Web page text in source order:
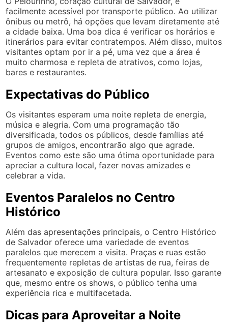
facilmente acessível por transporte público. Ao utilizar
ônibus ou metrô, há opções que levam diretamente até
a cidade baixa. Uma boa dica é verificar os horários e
itinerários para evitar contratempos. Além disso, muitos
visitantes optam por ir a pé, uma vez que a área é
muito charmosa e repleta de atrativos, como lojas,
bares e restaurantes.
Expectativas do Público
Os visitantes esperam uma noite repleta de energia,
música e alegria. Com uma programação tão
diversificada, todos os públicos, desde famílias até
grupos de amigos, encontrarão algo que agrade.
Eventos como este são uma ótima oportunidade para
apreciar a cultura local, fazer novas amizades e
celebrar a vida.
Eventos Paralelos no Centro
Histórico
Além das apresentações principais, o Centro Histórico
de Salvador oferece uma variedade de eventos
paralelos que merecem a visita. Praças e ruas estão
frequentemente repletas de artistas de rua, feiras de
artesanato e exposição de cultura popular. Isso garante
que, mesmo entre os shows, o público tenha uma
experiência rica e multifacetada.
Dicas para Aproveitar a Noite